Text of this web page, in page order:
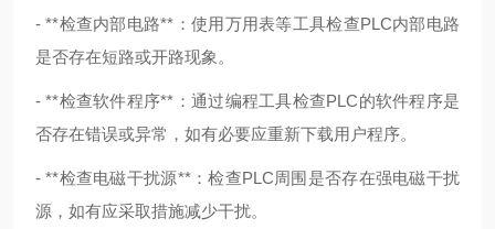
- **检查内部电路**：使用万用表等工具检查PLC内部电路
是否存在短路或开路现象。
- **检查软件程序**：通过编程工具检查PLC的软件程序是
否存在错误或异常，如有必要应重新下载用户程序。
- **检查电磁干扰源**：检查PLC周围是否存在强电磁干扰
源，如有应采取措施减少干扰。